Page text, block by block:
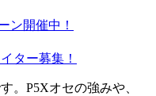
ン開催中！
ター募集！
。P5Xオセの強みや、